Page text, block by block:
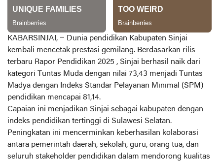
KABARSINJAI , – Dunia pendidikan Kabupaten Sinjai
kembali mencetak prestasi gemilang. Berdasarkan rilis
terbaru Rapor Pendidikan 2025 , Sinjai berhasil naik dari
kategori Tuntas Muda dengan nilai 73,43 menjadi Tuntas
Madya dengan Indeks Standar Pelayanan Minimal (SPM)
pendidikan mencapai 81,14.
Capaian ini menjadikan Sinjai sebagai kabupaten dengan
indeks pendidikan tertinggi di Sulawesi Selatan.
Peningkatan ini mencerminkan keberhasilan kolaborasi
antara pemerintah daerah, sekolah, guru, orang tua, dan
seluruh stakeholder pendidikan dalam mendorong kualitas